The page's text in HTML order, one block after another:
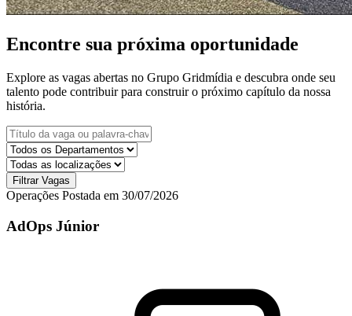
Encontre sua próxima oportunidade
Explore as vagas abertas no Grupo Gridmídia e descubra onde seu
talento pode contribuir para construir o próximo capítulo da nossa
história.
Filtrar Vagas
Operações Postada em 30/07/2026
AdOps Júnior